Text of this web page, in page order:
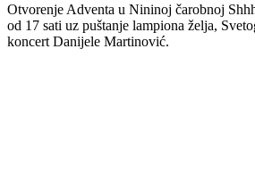
Otvorenje Adventa u Nininoj čarobnoj
od 17 sati uz puštanje lampiona želja,
koncert Danijele Martinović.